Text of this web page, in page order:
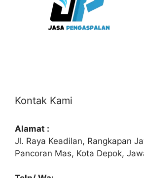
Kontak Kami
Alamat :
Jl. Raya Keadilan, Rangkapan
Pancoran Mas, Kota Depok,